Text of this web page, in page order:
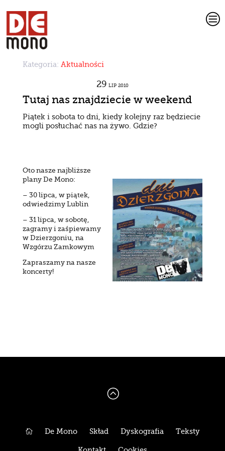
c
Kategoria: Aktualności
29 LIP 2010
Tutaj nas znajdziecie w weekend
Piątek i sobota to dni, kiedy kolejny raz będziecie
mogli posłuchać nas na żywo. Gdzie?
Oto nasze najbliższe
plany De Mono:
– 30 lipca, w piątek,
odwiedzimy Lublin
– 31 lipca, w sobotę,
zagramy i zaśpiewamy
w Dzierzgoniu, na
Wzgórzu Zamkowym
Zapraszamy na nasze
koncerty!
:
 De Mono Skład Dyskografia Teksty